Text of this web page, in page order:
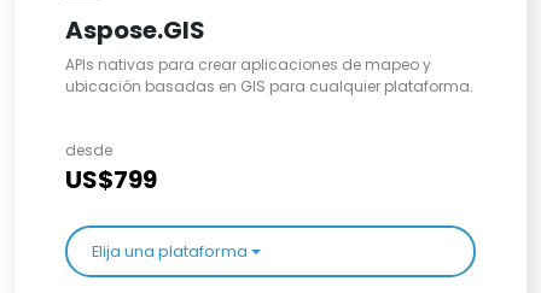
Aspose.GIS
APIs nativas para crear aplicaciones de mapeo y
ubicación basadas en GIS para cualquier plataforma.
desde
US$799
Elija una plataforma